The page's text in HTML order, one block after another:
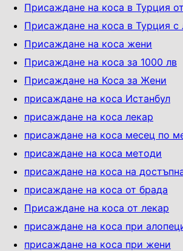
Присаждане на коса в Турция
Присаждане на коса в Турция с
Присаждане на коса жени
Присаждане на коса за 1000 лв
Присаждане на Коса за Жени
присаждане на коса Истанбул
присаждане на коса лекар
присаждане на коса месец по
присаждане на коса методи
присаждане на коса на
присаждане на коса от брада
Присаждане на коса от лекар
присаждане на коса при
присаждане на коса при жени